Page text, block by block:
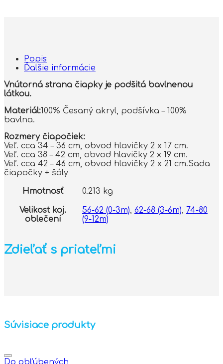
púdrovo
ružová,
vel.
62/68
Popis
Ďalšie informácie
Vnútorná strana čiapky je podšitá bavlnenou
látkou.
Materiál:100% Česaný akryl, podšívka – 100%
bavlna.
Rozmery čiapočiek:
Veľ. cca 34 – 36 cm, obvod hlavičky 2 x 17 cm.
Veľ. cca 38 – 42 cm, obvod hlavičky 2 x 19 cm.
Veľ. cca 42 – 46 cm, obvod hlavičky 2 x 21 cm.Sada
čiapočky + šály
Hmotnosť 0.213 kg
Velikost koj.
oblečení
56-62 (0-3m), 62-68 (3-6m), 74-80
(9-12m)
Zdieľať s priateľmi
Súvisiace produkty
Do obľúbených